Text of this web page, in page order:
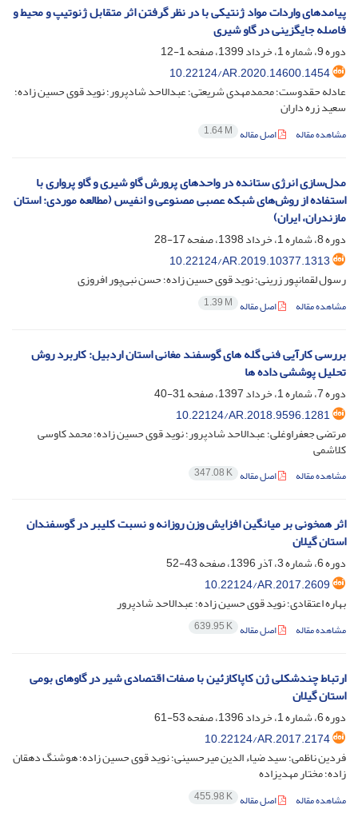
پیامدهای واردات مواد ژنتیکی با در ‌‌نظر گرفتن اثر متقابل ژنوتیپ و محیط و
فاصله جایگزینی در گاو شیری
دوره 9، شماره 1، خرداد 1399، صفحه
1-12
10.22124/AR.2020.14600.1454
عادله حقدوست؛ محمدمهدی شریعتی؛ عبدالاحد شادپرور؛ نوید قوی حسین زاده؛
سعید زره داران
مشاهده مقاله اصل مقاله 1.64 M
مدل‌سازی انرژی ستانده در واحدهای پرورش گاو شیری و گاو پرواری با
استفاده از روش‌های شبکه عصبی مصنوعی و انفیس (مطالعه موردی: استان
مازندران، ایران)
دوره 8، شماره 1، خرداد 1398، صفحه
17-28
10.22124/AR.2019.10377.1313
رسول لقمانپور زرینی؛ نوید قوی حسین زاده؛ حسن نبی‌پور افروزی
مشاهده مقاله اصل مقاله 1.39 M
بررسی کارآیی فنی گله های گوسفند مغانی استان اردبیل: کاربرد روش
تحلیل پوششی داده ها
دوره 7، شماره 1، خرداد 1397، صفحه
31-40
10.22124/AR.2018.9596.1281
مرتضی جعفراوغلی؛ عبدالاحد شادپرور؛ نوید قوی حسین زاده؛ محمد کاوسی
کلاشمی
مشاهده مقاله اصل مقاله 347.08 K
اثر همخونی بر میانگین افزایش وزن روزانه و نسبت کلیبر در گوسفندان
استان گیلان
دوره 6، شماره 3، آذر 1396، صفحه
43-52
10.22124/AR.2017.2609
بهاره اعتقادی؛ نوید قوی حسین زاده؛ عبدالاحد شادپرور
مشاهده مقاله اصل مقاله 639.95 K
ارتباط چندشکلی ژن کاپاکازئین با صفات اقتصادی شیر در گاوهای بومی
استان گیلان
دوره 6، شماره 1، خرداد 1396، صفحه
53-61
10.22124/AR.2017.2174
فردین ناظمی؛ سید ضیاء الدین میرحسینی؛ نوید قوی حسین زاده؛ هوشنگ دهقان
زاده؛ مختار مهدیزاده
مشاهده مقاله اصل مقاله 455.98 K